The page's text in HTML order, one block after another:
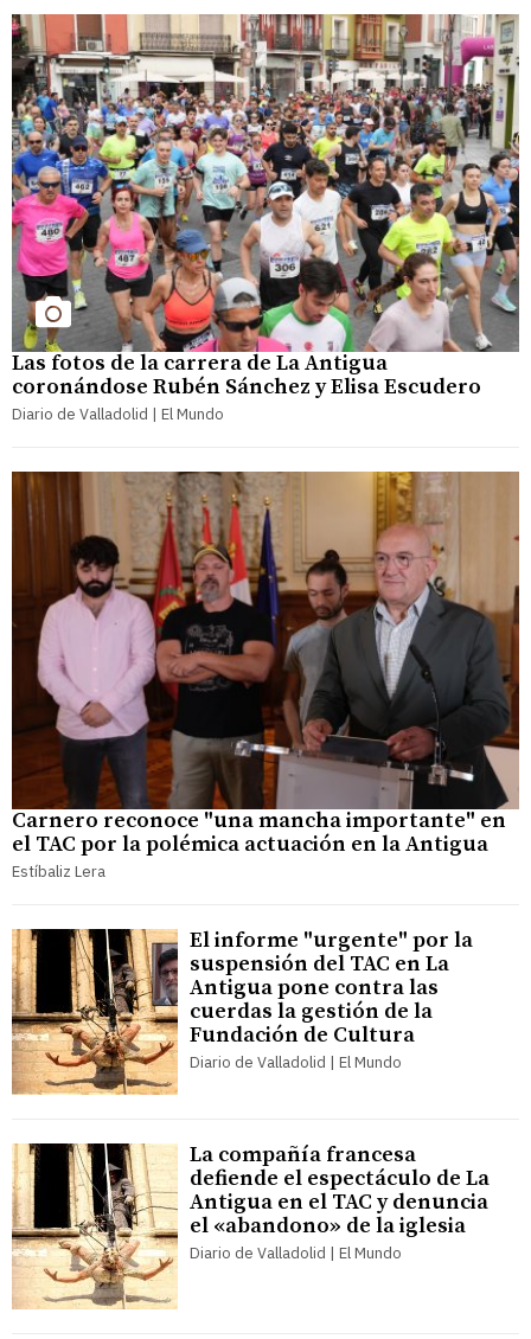
Las fotos de la carrera de La Antigua
coronándose Rubén Sánchez y Elisa Escudero
Diario de Valladolid | El Mundo
Carnero reconoce "una mancha importante" en
el TAC por la polémica actuación en la Antigua
Estíbaliz Lera
El informe "urgente" por la
suspensión del TAC en La
Antigua pone contra las
cuerdas la gestión de la
Fundación de Cultura
Diario de Valladolid | El Mundo
La compañía francesa
defiende el espectáculo de La
Antigua en el TAC y denuncia
el «abandono» de la iglesia
Diario de Valladolid | El Mundo